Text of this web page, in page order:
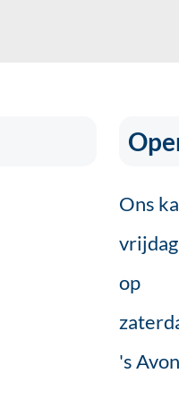
Ons
op
's